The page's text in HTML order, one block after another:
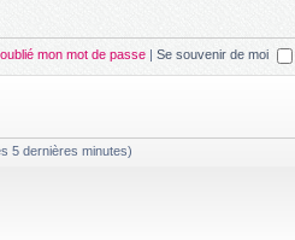
oublié mon mot de passe | Se souvenir de moi
5 dernières minutes)